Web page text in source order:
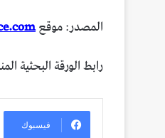
المصدر: موقع
رابط الورقة البحثية
فيسبوك